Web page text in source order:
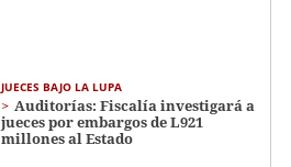
JUECES BAJO LA LUPA
Auditorías: Fiscalía investigará a
jueces por embargos de L921
millones al Estado